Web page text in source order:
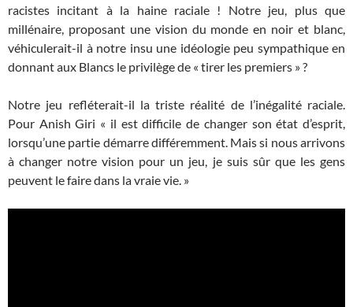
racistes incitant à la haine raciale ! Notre jeu, plus que
millénaire, proposant une vision du monde en noir et blanc,
véhiculerait-il à notre insu une idéologie peu sympathique en
donnant aux Blancs le privilège de « tirer les premiers » ?
Notre jeu refléterait-il la triste réalité de l’inégalité raciale.
Pour Anish Giri « il est difficile de changer son état d’esprit,
lorsqu’une partie démarre différemment. Mais si nous arrivons
à changer notre vision pour un jeu, je suis sûr que les gens
peuvent le faire dans la vraie vie. »